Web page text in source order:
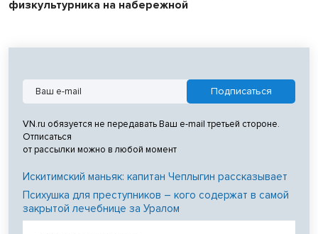
физкультурника на набережной
VN.ru обязуется не передавать Ваш e-mail третьей стороне.
Отписаться
от рассылки можно в любой момент
Искитимский маньяк: капитан Чеплыгин рассказывает
Психушка для преступников – кого содержат в самой
закрытой лечебнице за Уралом